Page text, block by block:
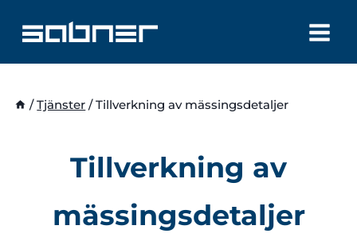
content
/ Tjänster / Tillverkning av mässingsdetaljer
Tillverkning av
mässingsdetaljer